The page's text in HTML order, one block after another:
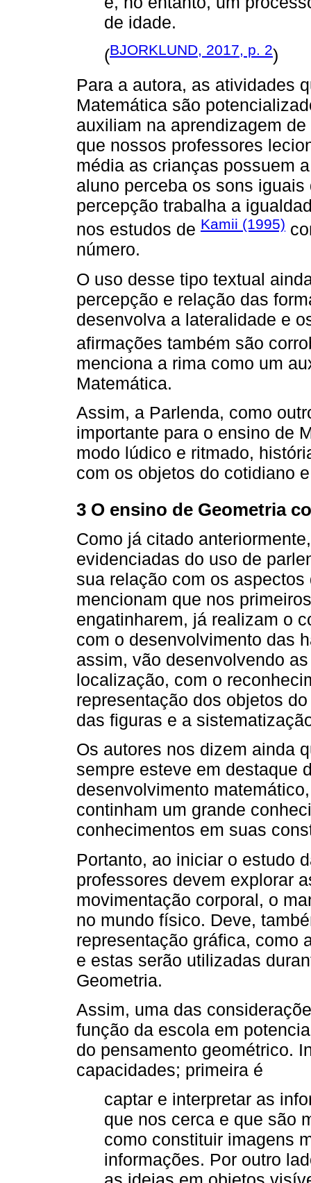
de idade.
(BJORKLUND, 2017, p. 2)
Para a autora, as atividades
Matemática são
auxiliam na aprendizagem
que nossos professores
média as crianças possuem
aluno perceba os sons
percepção trabalha a
nos estudos de Kamii (1995)
número.
O uso desse tipo textual
percepção e relação das
desenvolva a lateralidade e
afirmações também são
menciona a rima como um
Matemática.
Assim, a Parlenda, como
importante para o ensino de
modo lúdico e ritmado,
com os objetos do cotidiano
3 O ensino de Geometria
Como já citado
evidenciadas do uso de
sua relação com os
mencionam que nos
engatinharem, já realizam o
com o desenvolvimento das
assim, vão desenvolvendo
localização, com o
representação dos objetos
das figuras e a
Os autores nos dizem ainda
sempre esteve em destaque
desenvolvimento
continham um grande
conhecimentos em suas
Portanto, ao iniciar o estudo
professores devem explorar
movimentação corporal, o
no mundo físico. Deve,
representação gráfica, como
e estas serão utilizadas
Geometria.
Assim, uma das
função da escola em
do pensamento geométrico.
capacidades; primeira é
captar e interpretar as
que nos cerca e que são
como constituir imagens
informações. Por outro